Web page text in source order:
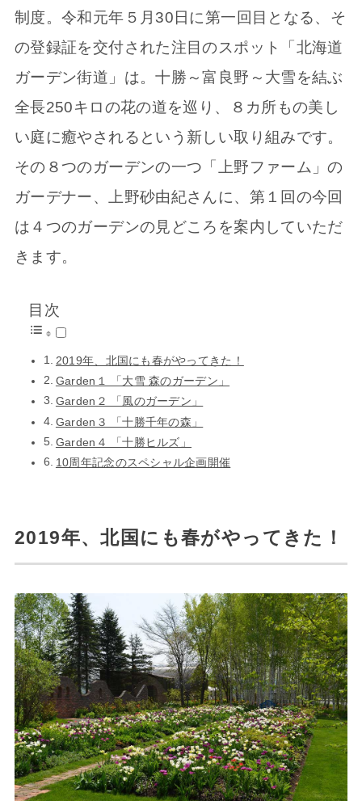
制度。令和元年５月30日に第一回目となる、そ
の登録証を交付された注目のスポット「北海道
ガーデン街道」は。十勝～富良野～大雪を結ぶ
全長250キロの花の道を巡り、８カ所もの美し
い庭に癒やされるという新しい取り組みです。
その８つのガーデンの一つ「上野ファーム」の
ガーデナー、上野砂由紀さんに、第１回の今回
は４つのガーデンの見どころを案内していただ
きます。
目次
2019年、北国にも春がやってきた！
Garden１ 「大雪 森のガーデン」
Garden２ 「風のガーデン」
Garden３ 「十勝千年の森」
Garden４ 「十勝ヒルズ」
10周年記念のスペシャル企画開催
2019年、北国にも春がやってきた！